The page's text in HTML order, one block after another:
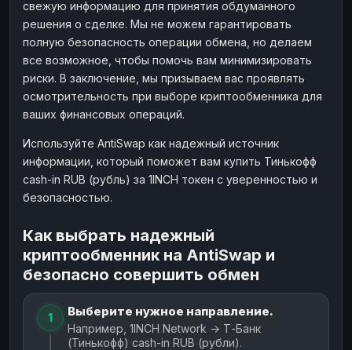
свежую информацию для принятия обдуманного
решения о сделке. Мы не можем гарантировать
полную безопасность операции обмена, но делаем
все возможное, чтобы помочь вам минимизировать
риски. В заключение, мы призываем вас проявлять
осмотрительность при выборе криптообменника для
ваших финансовых операций.
Используйте AntiSwap как надежный источник
информации, который поможет вам купить Тинькофф
cash-in RUB (рубль) за 1INCH токен с уверенностью и
безопасностью.
Как выбрать надежный
криптообменник на AntiSwap и
безопасно совершить обмен
1 Выберите нужное направление.
Например, 1INCH Network → Т-Банк
(Тинькофф) cash-in RUB (рубли).